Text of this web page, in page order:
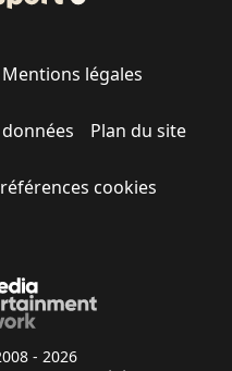
Mentions légales
Plan du site
cookies
- 2026